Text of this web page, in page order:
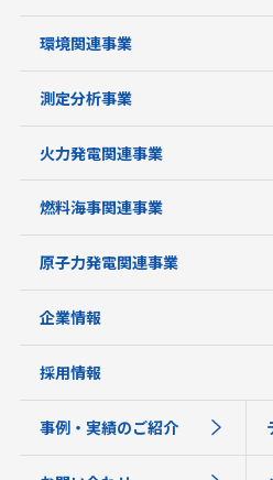
環境関連事業
測定分析事業
火力発電関連事業
燃料海事関連事業
原子力発電関連事業
企業情報
採用情報
事例・実績のご紹介